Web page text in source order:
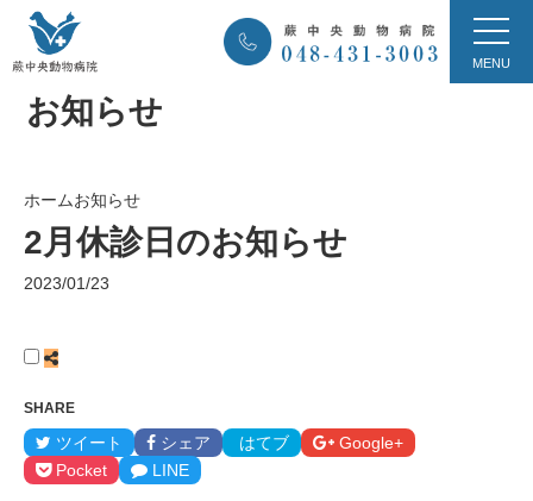
お知らせ
ホームお知らせ
2月休診日のお知らせ
2023/01/23
SHARE
ツイート シェア はてブ
Google+
Pocket
LINE